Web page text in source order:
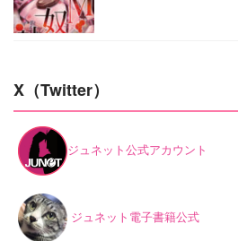
X（Twitter）
ジュネット公式アカウント
ジュネット電子書籍公式